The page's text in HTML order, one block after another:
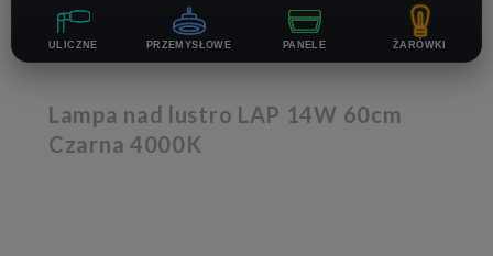
ULICZNE PRZEMYSŁOWE PANELE ŻARÓWKI
Lampa nad lustro LAP 14W 60cm
Czarna 4000K